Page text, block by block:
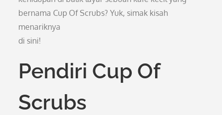
bernama Cup Of Scrubs? Yuk, simak kisah
menariknya
di sini!
Pendiri Cup Of
Scrubs